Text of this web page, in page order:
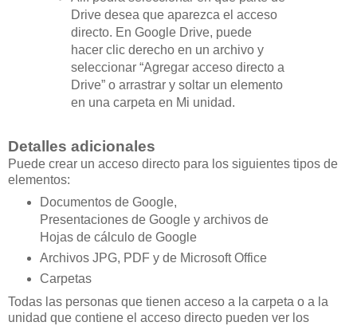
Drive desea que aparezca el acceso
directo. En Google Drive, puede
hacer clic derecho en un archivo y
seleccionar “Agregar acceso directo a
Drive” o arrastrar y soltar un elemento
en una carpeta en Mi unidad.
Detalles adicionales
Puede crear un acceso directo para los siguientes tipos de
elementos:
Documentos de Google,
Presentaciones de Google y archivos de
Hojas de cálculo de Google
Archivos JPG, PDF y de Microsoft Office
Carpetas
Todas las personas que tienen acceso a la carpeta o a la
unidad que contiene el acceso directo pueden ver los